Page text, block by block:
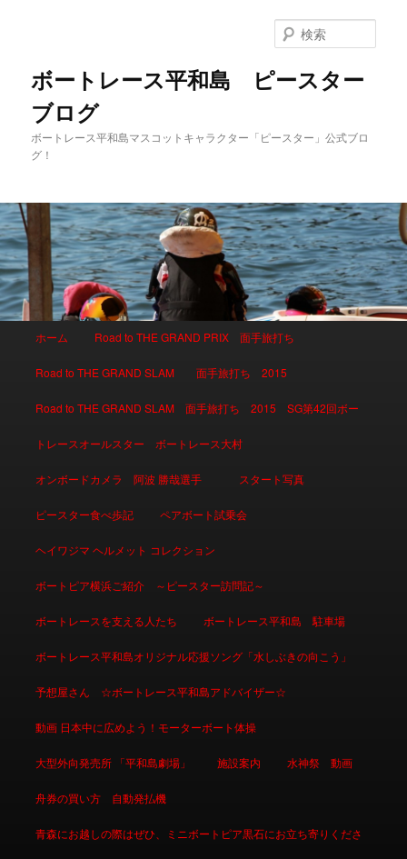
ボートレース平和島 ピースター
ブログ
ボートレース平和島マスコットキャラクター「ピースター」公式ブロ
グ！
索
メインコンテンツへ移動
サブコンテンツへ移動
ホーム Road to THE GRAND PRIX 面手旅打ち
Road to THE GRAND SLAM 面手旅打ち 2015
Road to THE GRAND SLAM 面手旅打ち 2015 SG第42回ボー
トレースオールスター ボートレース大村
オンボードカメラ 阿波 勝哉選手 スタート写真
ピースター食べ歩記 ペアボート試乗会
ヘイワジマ ヘルメット コレクション
ボートピア横浜ご紹介 ～ピースター訪問記～
ボートレースを支える人たち ボートレース平和島 駐車場
ボートレース平和島オリジナル応援ソング「水しぶきの向こう」
予想屋さん ☆ボートレース平和島アドバイザー☆
動画 日本中に広めよう！モーターボート体操
大型外向発売所 「平和島劇場」 施設案内 水神祭 動画
舟券の買い方 自動発払機
青森にお越しの際はぜひ、ミニボートピア黒石にお立ち寄りくださ